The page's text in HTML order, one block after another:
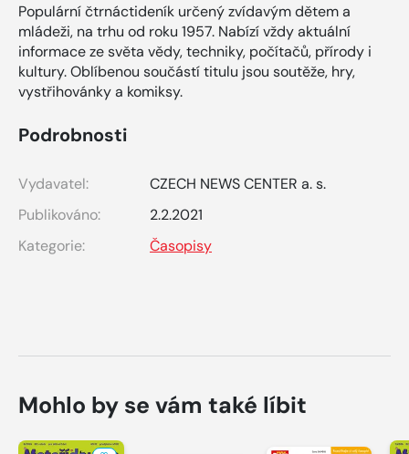
Populární čtrnáctideník určený zvídavým dětem a
mládeži, na trhu od roku 1957. Nabízí vždy aktuální
informace ze světa vědy, techniky, počítačů, přírody i
kultury. Oblíbenou součástí titulu jsou soutěže, hry,
vystřihovánky a komiksy.
Podrobnosti
Vydavatel:
CZECH NEWS CENTER a. s.
Publikováno:
2.2.2021
Kategorie:
Časopisy
Mohlo by se vám také líbit